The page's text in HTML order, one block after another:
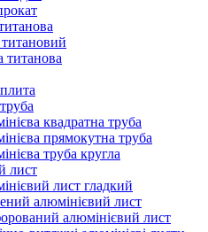
титанова
квадратна труба
прямокутна труба
труба кругла
лист
лист гладкий
алюмінієвий лист
алюмінієвий лист